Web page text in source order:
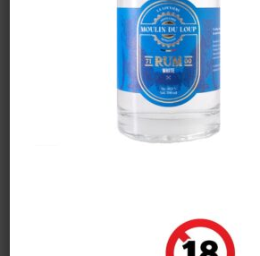
on value of type null in
/htdocs/drinkjullien.be/wp-
content/themes/oshin/
28
11 novembre 2022